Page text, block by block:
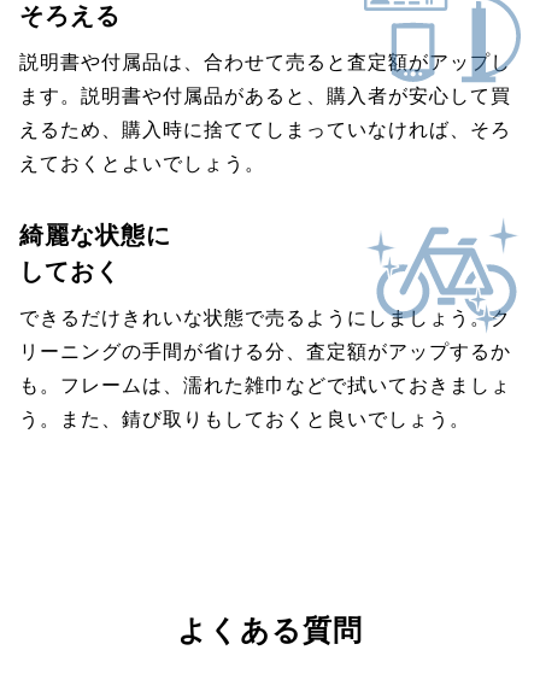
そろえる
説明書や付属品は、合わせて売ると査定額がアップし
ます。説明書や付属品があると、購入者が安心して買
えるため、購入時に捨ててしまっていなければ、そろ
えておくとよいでしょう。
綺麗な状態に
しておく
できるだけきれいな状態で売るようにしましょう。ク
リーニングの手間が省ける分、査定額がアップするか
も。フレームは、濡れた雑巾などで拭いておきましょ
う。また、錆び取りもしておくと良いでしょう。
よくある質問